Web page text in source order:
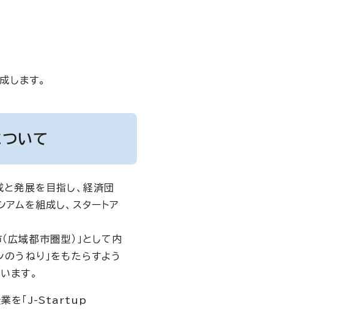
ます。
いて
と発展を目指し、経済団
ムを組成し、スタートア
域都市圏型）」として内
うねり」をもたらすよう
ます。
業を「J-Startup